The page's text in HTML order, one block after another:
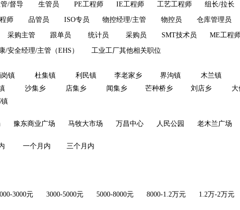
/督导 生管员 PE工程师 IE工程师 工艺工程师 组长/拉长
师 品管员 ISO专员 物控经理/主管 物控员 仓库管理员
采购主管 跟单员 统计员 采购员 SMT技术员 ME工程师
/安全经理/主管（EHS） 工业工厂其他相关职位
镇 杜集镇 利民镇 李老家乡 界沟镇 木兰镇
沙集乡 店集乡 闻集乡 芒种桥乡 刘店乡
豫东商业广场 马牧大市场 万昌中心 人民公园 老木兰广场
一个月内
三个月内
3000元 3000-5000元 5000-8000元 8000-1.2万元 1.2万-2万元